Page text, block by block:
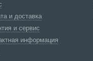
и доставка
и сервис
информация